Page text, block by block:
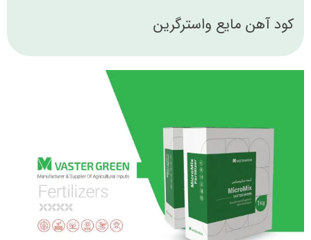
کود آهن مایع واسترگرین